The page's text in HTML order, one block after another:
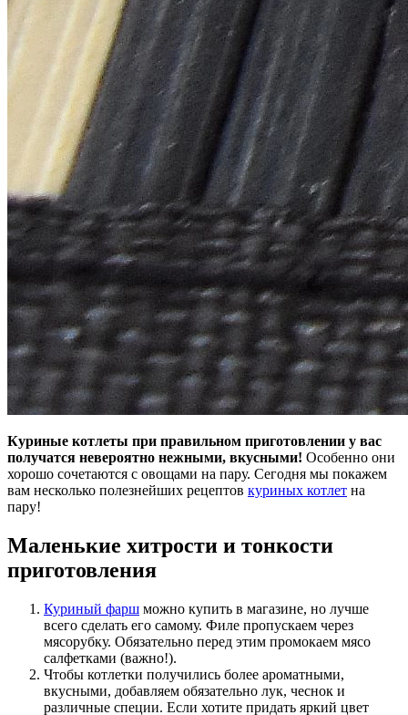
Куриные котлеты при правильном приготовлении у вас
получатся невероятно нежными, вкусными! Особенно они
хорошо сочетаются с овощами на пару. Сегодня мы покажем
вам несколько полезнейших рецептов куриных котлет на
пару!
Маленькие хитрости и тонкости
приготовления
Куриный фарш можно купить в магазине, но лучше
всего сделать его самому. Филе пропускаем через
мясорубку. Обязательно перед этим промокаем мясо
салфетками (важно!).
Чтобы котлетки получились более ароматными,
вкусными, добавляем обязательно лук, чеснок и
различные специи. Если хотите придать яркий цвет